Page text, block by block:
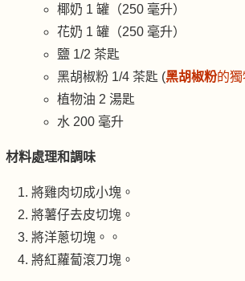
椰奶 1 罐（250 毫升）
花奶 1 罐（250 毫升）
鹽 1/2 茶匙
黑胡椒粉 1/4 茶匙 (黑胡椒粉的
植物油 2 湯匙
水 200 毫升
材料處理和調味
將雞肉切成小塊。
將薯仔去皮切塊。
將洋蔥切塊。。
將紅蘿蔔滾刀塊。